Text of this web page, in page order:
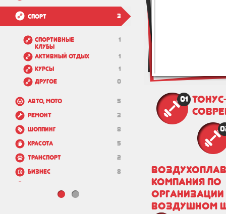
3
Спорт
1
Спортивные
клубы
1
Активный отдых
1
Курсы
0
Другое
5
Авто, мото
3
Ремонт
8
Шоппинг
5
Красота
2
Транспорт
8
Бизнес
01
компания по
воздушном